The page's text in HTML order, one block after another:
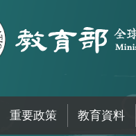
重要政策 教育資料